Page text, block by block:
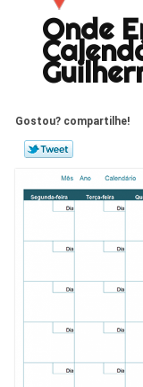
Onde
Gostou? compartilhe!